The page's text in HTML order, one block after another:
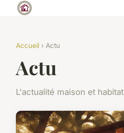
Accueil › Actu
Actu
L'actualité maison et habitat